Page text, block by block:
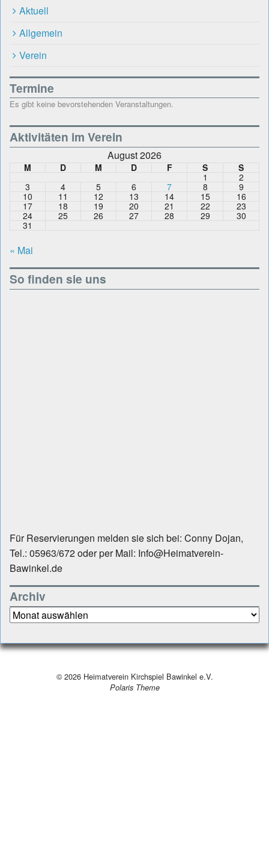
Aktuell
Allgemein
Verein
Termine
Es gibt keine bevorstehenden Veranstaltungen.
Aktivitäten im Verein
August 2026
M D M D F S
S
1
2
3
4 5 6 7 8
9
10
11 12 13 14 15
16
17
18 19 20 21 22
23
24
25 26 27 28 29
30
31
« Mai
So finden sie uns
Für Reservierungen melden sie sich bei: Conny Dojan,
Tel.: 05963/672 oder per Mail: Info@Heimatverein-
Bawinkel.de
Archiv
Archiv
© 2026Heimatverein Kirchspiel Bawinkel e.V.
Polaris Theme